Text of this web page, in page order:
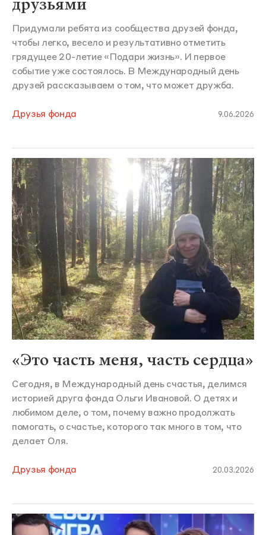
друзьями
Придумали ребята из сообщества друзей фонда,
чтобы легко, весело и результативно отметить
грядущее 20-летие «Подари жизнь». И первое
событие уже состоялось. В Международный день
друзей рассказываем о том, что может дружба.
Друзья фонда 9.06.2026
«Это часть меня, часть сердца»
Сегодня, в Международный день счастья, делимся
историей друга фонда Ольги Ивановой. О детях и
любимом деле, о том, почему важно продолжать
помогать, о счастье, которого так много в том, что
делает Оля.
Друзья фонда 20.03.2026